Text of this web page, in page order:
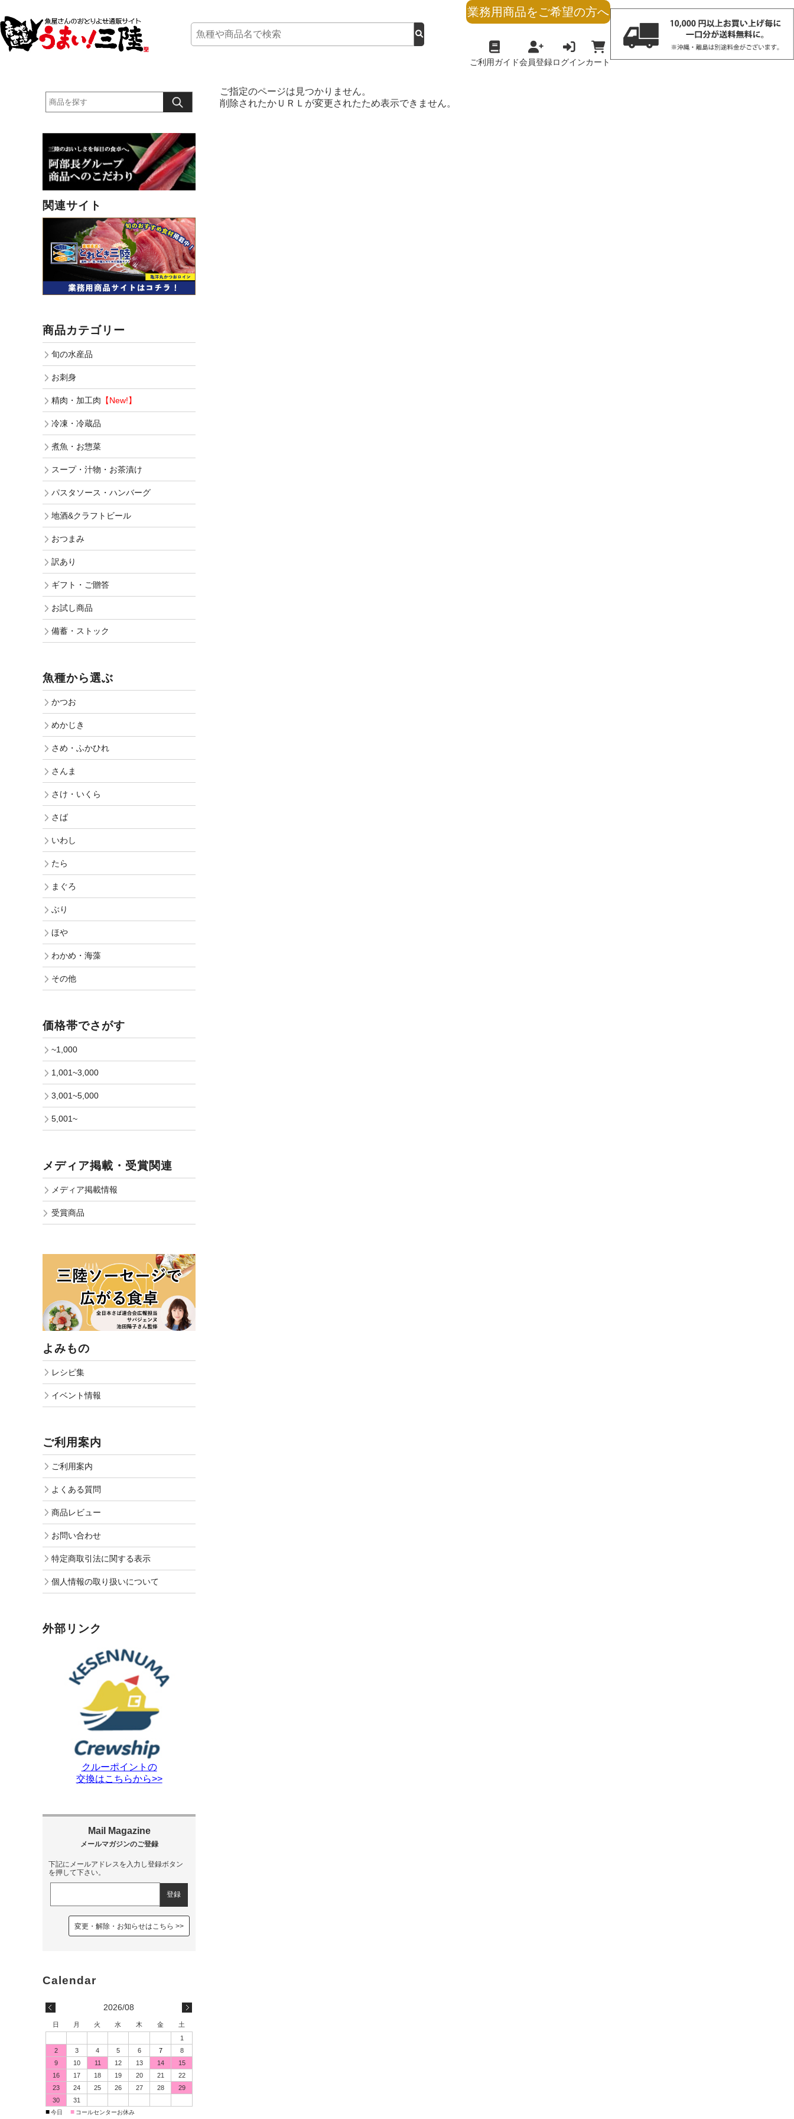
業務用商品をご希望の方へ
ご利用ガイド会員登録ログインカート
ご指定のページは見つかりません。
削除されたかＵＲＬが変更されたため表示できません。
関連サイト
商品カテゴリー
旬の水産品
お刺身
精肉・加工肉 【New!】
冷凍・冷蔵品
煮魚・お惣菜
スープ・汁物・お茶漬け
パスタソース・ハンバーグ
地酒&クラフトビール
おつまみ
訳あり
ギフト・ご贈答
お試し商品
備蓄・ストック
魚種から選ぶ
かつお
めかじき
さめ・ふかひれ
さんま
さけ・いくら
さば
いわし
たら
まぐろ
ぶり
ほや
わかめ・海藻
その他
価格帯でさがす
~1,000
1,001~3,000
3,001~5,000
5,001~
メディア掲載・受賞関連
メディア掲載情報
受賞商品
よみもの
レシピ集
イベント情報
ご利用案内
ご利用案内
よくある質問
商品レビュー
お問い合わせ
特定商取引法に関する表示
個人情報の取り扱いについて
外部リンク
クルーポイントの
交換はこちらから>>
下記にメールアドレスを入力し登録ボタン
を押して下さい。
変更・解除・お知らせはこちら
2026/08
日 月 火 水 木 金
土
1
2
3 4 5 6 7
8
9
10 11 12 13 14
15
16
17 18 19 20 21
22
23
24 25 26 27 28
29
30
31
■今日 ■ コールセンターお休み